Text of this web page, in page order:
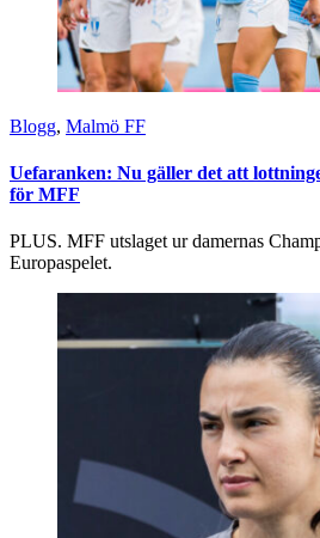
Blogg, Malmö FF
Uefaranken: Nu gäller det att
för MFF
PLUS. MFF utslaget ur damernas
Europaspelet.